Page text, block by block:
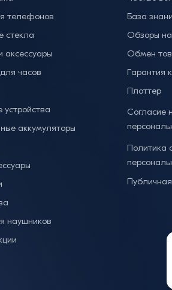
телефонов
стекла
аксессуары
часов
устройства
аккумуляторы
наушников
База
Обзоры
Обмен
Гарантия
Плоттер
Согласие
Политика